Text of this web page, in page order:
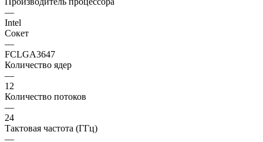
—
Intel
Сокет
—
FCLGA3647
Количество ядер
—
12
Количество потоков
—
24
Тактовая частота (ГГц)
—